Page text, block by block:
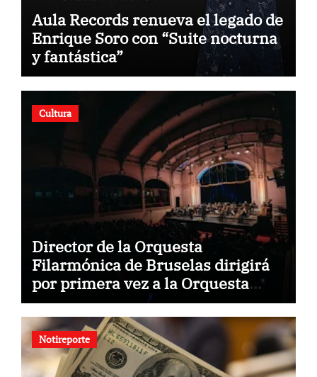
Aula Records renueva el legado de
Enrique Soro con “Suite nocturna
y fantástica”
Cultura
Director de la Orquesta
Filarmónica de Bruselas dirigirá
por primera vez a la Orquesta
Usach
Notireporte